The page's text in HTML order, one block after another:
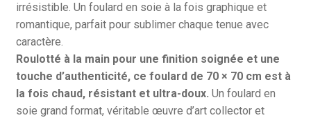
irrésistible. Un foulard en soie à la fois graphique et
romantique, parfait pour sublimer chaque tenue avec
caractère.
Roulotté à la main pour une finition soignée et une
touche d’authenticité, ce foulard de 70 × 70 cm est à
la fois chaud, résistant et ultra-doux. Un foulard en
soie grand format, véritable œuvre d’art collector et